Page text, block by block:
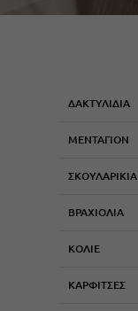
ΔΑΚΤΥΛΙΔΙΑ
ΜΕΝΤΑΓΙΟΝ
ΣΚΟΥΛΑΡΙΚΙΑ
ΒΡΑΧΙΟΛΙΑ
ΚΟΛΙΕ
ΚΑΡΦΙΤΣΕΣ